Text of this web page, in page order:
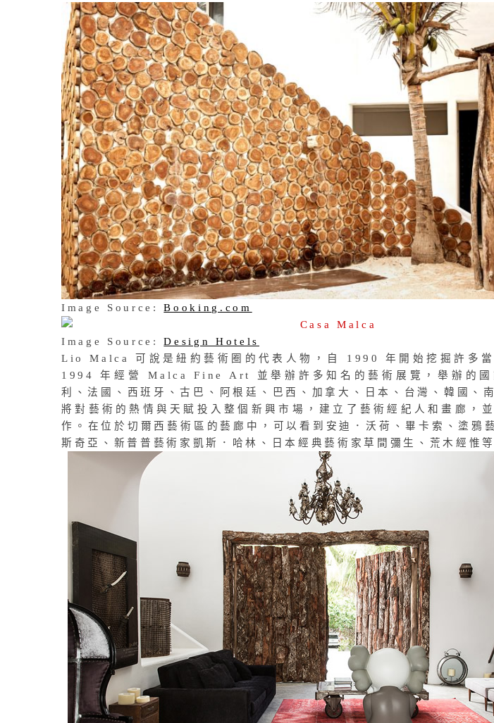
Image Source:Booking.com
Image Source:Design Hotels
Lio Malca 可說是紐約藝術圈的代表人物，自 1990 年開始挖掘許多當
1994 年經營 Malca Fine Art 並舉辦許多知名的藝術展覽，舉辦的國
利、法國、西班牙、古巴、阿根廷、巴西、加拿大、日本、台灣、韓國、
將對藝術的熱情與天賦投入整個新興市場，建立了藝術經紀人和畫廊，
作。在位於切爾西藝術區的藝廊中，可以看到安迪．沃荷、畢卡索、塗鴉
斯奇亞、新普普藝術家凱斯．哈林、日本經典藝術家草間彌生、荒木經惟